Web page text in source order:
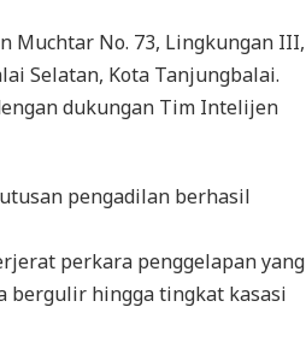
Muchtar No. 73, Lingkungan III,
Selatan, Kota Tanjungbalai.
dukungan Tim Intelijen
pengadilan berhasil
perkara penggelapan yang
bergulir hingga tingkat kasasi